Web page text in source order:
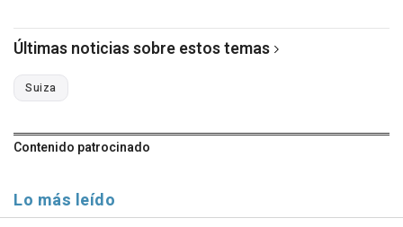
Últimas noticias sobre estos temas
Suiza
Contenido patrocinado
Lo más leído